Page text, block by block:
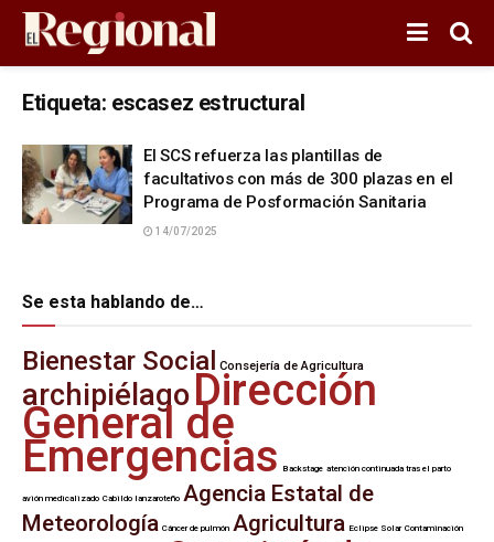
Etiqueta: escasez estructural
El SCS refuerza las plantillas de
facultativos con más de 300 plazas en el
Programa de Posformación Sanitaria
14/07/2025
Se esta hablando de…
Bienestar Social Consejería de Agricultura
archipiélagoDirección
General de
Emergencias Backstage atención continuada tras el parto
avión medicalizado Cabildo lanzaroteño Agencia Estatal de
Meteorología Cáncer de pulmón Agricultura Eclipse Solar Contaminación